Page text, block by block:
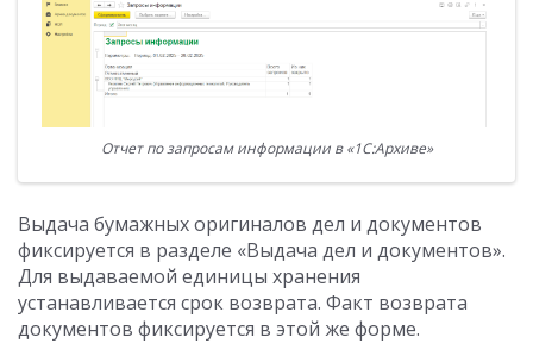
Отчет по запросам информации в «1С:Архиве»
Выдача бумажных оригиналов дел и документов
фиксируется в разделе «Выдача дел и документов».
Для выдаваемой единицы хранения
устанавливается срок возврата. Факт возврата
документов фиксируется в этой же форме.